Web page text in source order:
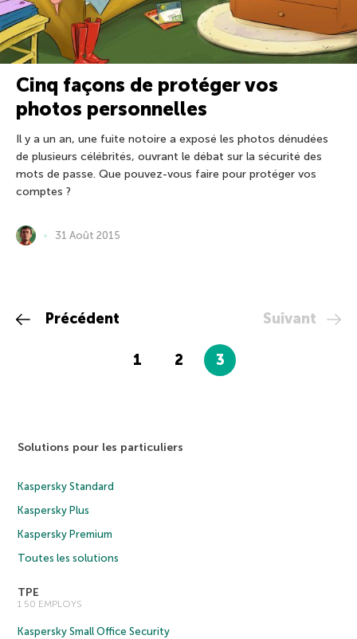
Cinq façons de protéger vos
photos personnelles
Il y a un an, une fuite notoire a exposé les photos dénudées
de plusieurs célébrités, ouvrant le débat sur la sécurité des
mots de passe. Que pouvez-vous faire pour protéger vos
comptes ?
31 Août 2015
Précédent
1 2 3
Suivant
Solutions pour les particuliers
Kaspersky Standard
Kaspersky Plus
Kaspersky Premium
Toutes les solutions
TPE
1 50 EMPLOYS
Kaspersky Small Office Security